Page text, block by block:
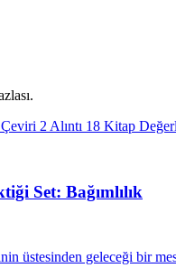
Çeviri 2 Alıntı 18 Kitap
Set: Bağımlılık
üstesinden geleceği bir